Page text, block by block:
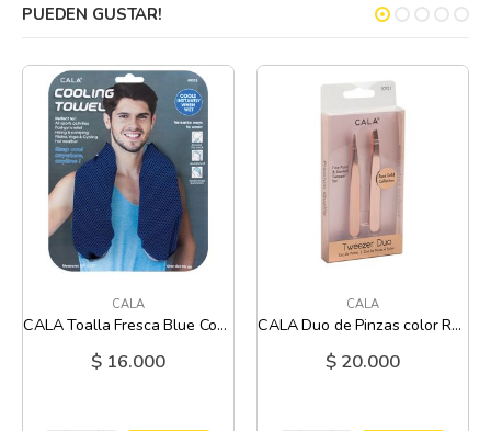
PUEDEN GUSTAR!
CALA
CALA Toalla Fresca Blue Cobalt
$ 16.000
CALA
CALA Duo de Pinzas color Rose Gold
$ 20.000